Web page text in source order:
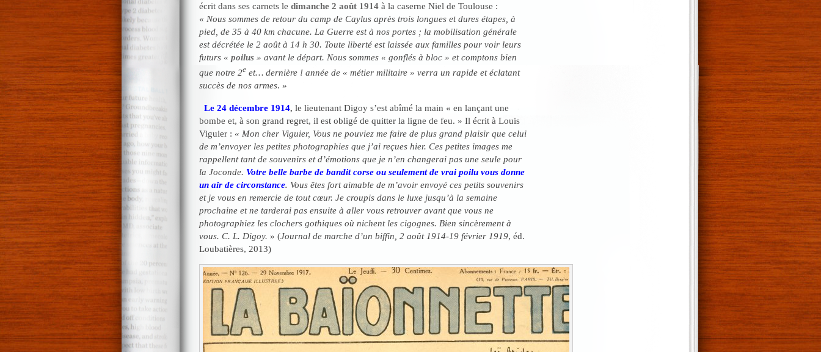
écrit dans ses carnets le dimanche 2 août 1914à la caserne Niel de Toulouse :
« Nous sommes de retour du camp de Caylus après trois longues et dures étapes, à
pied, de 35 à 40 km chacune. La Guerre est à nos portes ; la mobilisation générale
est décrétée le 2 août à 14 h 30. Toute liberté est laissée aux familles pour voir leurs
futurs « poilus» avant le départ. Nous sommes « gonflés à bloc » et comptons bien
que notre 2eet… dernière ! année de « métier militaire » verra un rapide et éclatant
succès de nos armes. »
Le 24 décembre 1914, le lieutenant Digoy s’est abîmé la main « en lançant une
bombe et, à son grand regret, il est obligé de quitter la ligne de feu. » Il écrit à Louis
Viguier : « Mon cher Viguier, Vous ne pouviez me faire de plus grand plaisir que celui
de m’envoyer les petites photographies que j’ai reçues hier. Ces petites images me
rappellent tant de souvenirs et d’émotions que je n’en changerai pas une seule pour
la Joconde. Votre belle barbe de bandit corse ou seulement de vrai poilu vous donne
un air de circonstance. Vous êtes fort aimable de m’avoir envoyé ces petits souvenirs
et je vous en remercie de tout cœur. Je croupis dans le luxe jusqu’à la semaine
prochaine et ne tarderai pas ensuite à aller vous retrouver avant que vous ne
photographiez les clochers gothiques où nichent les cigognes. Bien sincèrement à
vous. C. L. Digoy. » (Journal de marche d’un biffin, 2 août 1914-19 février 1919, éd.
Loubatières, 2013)